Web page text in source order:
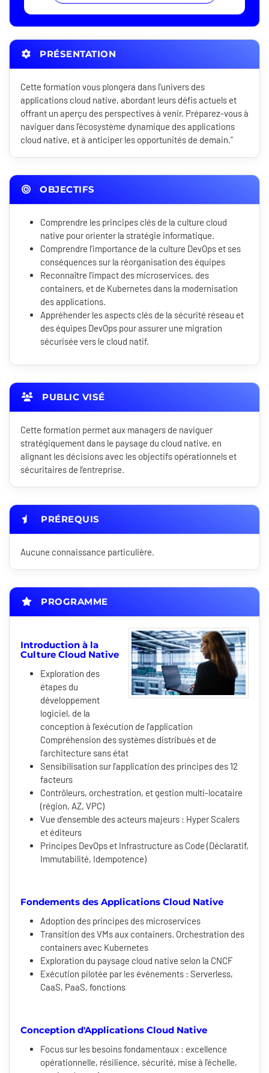
PRÉSENTATION
Cette formation vous plongera dans l'univers des
applications cloud native, abordant leurs défis actuels et
offrant un aperçu des perspectives à venir. Préparez-vous à
naviguer dans l'écosystème dynamique des applications
cloud native, et à anticiper les opportunités de demain."
OBJECTIFS
Comprendre les principes clés de la culture cloud
native pour orienter la stratégie informatique.
Comprendre l'importance de la culture DevOps et ses
conséquences sur la réorganisation des équipes
Reconnaître l'impact des microservices, des
containers, et de Kubernetes dans la modernisation
des applications.
Appréhender les aspects clés de la sécurité réseau et
des équipes DevOps pour assurer une migration
sécurisée vers le cloud natif.
PUBLIC VISÉ
Cette formation permet aux managers de naviguer
stratégiquement dans le paysage du cloud native, en
alignant les décisions avec les objectifs opérationnels et
sécuritaires de l'entreprise.
PRÉREQUIS
Aucune connaissance particulière.
PROGRAMME
Introduction à la
Culture Cloud Native
Exploration des
étapes du
développement
logiciel, de la
conception à l'exécution de l'application
Compréhension des systèmes distribués et de
l'architecture sans état
Sensibilisation sur l'application des principes des 12
facteurs
Contrôleurs, orchestration, et gestion multi-locataire
(région, AZ, VPC)
Vue d'ensemble des acteurs majeurs : Hyper Scalers
et éditeurs
Principes DevOps et Infrastructure as Code (Déclaratif,
Immutabilité, Idempotence)
Fondements des Applications Cloud Native
Adoption des principes des microservices
Transition des VMs aux containers. Orchestration des
containers avec Kubernetes
Exploration du paysage cloud native selon la CNCF
Exécution pilotée par les événements : Serverless,
CaaS, PaaS, fonctions
Conception d'Applications Cloud Native
Focus sur les besoins fondamentaux : excellence
opérationnelle, résilience, sécurité, mise à l'échelle,